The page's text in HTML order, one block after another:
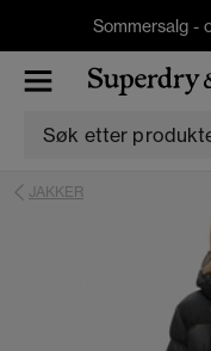
Sommersalg -
JAKKER